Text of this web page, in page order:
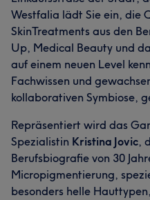
Westfalia lädt Sie ein, die
SkinTreatments aus den
Up, Medical Beauty und
auf einem neuen Level
Fachwissen und
kollaborativen Symbiose,
Repräsentiert wird das
Spezialistin Kristina Jovic,
Berufsbiografie von 30
Micropigmentierung,
besonders helle